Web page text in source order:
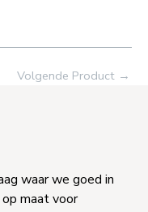
Volgende Product →
waar we goed in
maat voor